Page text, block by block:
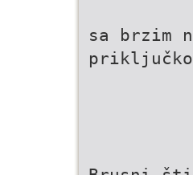
sa brzim